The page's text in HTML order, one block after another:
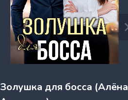
Золушка для босса (Алёна